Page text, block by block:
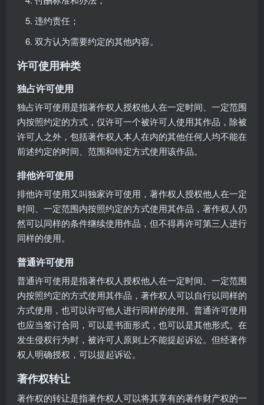
违约责任；
双方认为需要约定的其他内容。
许可使用种类
独占许可使用
独占许可使用是指著作权人授权他人在一定时间、一定范围
内按照约定的方式，仅许可一个被许可人使用其作品，除被
许可人之外，包括著作权人本人在内的其他任何人均不能在
前述约定的时间、范围和特定方式使用该作品。
排他许可使用
排他许可使用又叫独家许可使用，著作权人授权他人在一定
时间、一定范围内按照约定的方式使用其作品，著作权人仍
然可以同样的条件继续使用作品，但不得再许可第三人进行
同样的使用。
普通许可使用
普通许可使用是指著作权人授权他人在一定时间、一定范围
内按照约定的方式使用其作品，著作权人可以自行以同样的
方式使用，也可以许可他人进行同样的使用。普通许可使用
也应当签订合同，可以是书面形式，也可以是其他形式。在
发生侵权行为时，被许可人原则上不能提起诉讼。但经著作
权人明确授权，可以提起诉讼。
著作权转让
著作权的转让是指著作权人可以将其享有的著作财产权的一